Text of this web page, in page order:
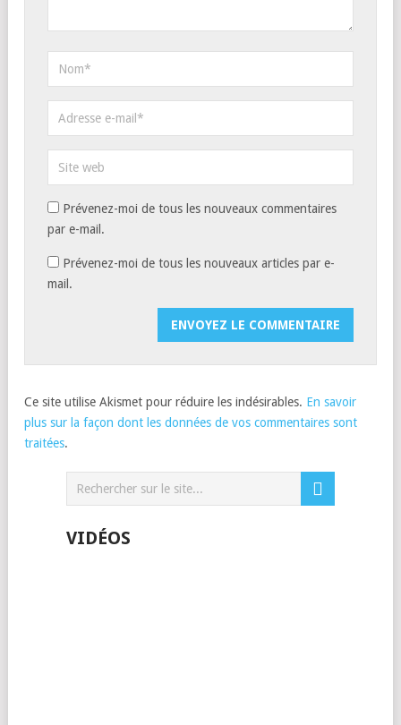
Prévenez-moi de tous les nouveaux commentaires
par e-mail.
Prévenez-moi de tous les nouveaux articles par e-
mail.
Ce site utilise Akismet pour réduire les indésirables. En savoir
plus sur la façon dont les données de vos commentaires sont
traitées.
VIDÉOS